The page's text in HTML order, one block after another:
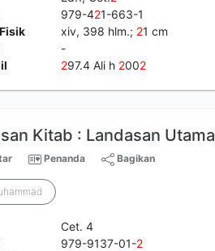
979-421-663-1
xiv, 398 hlm.; 21 cm
-
297.4 Ali h 2002
Kitab : Landasan Utama
Penanda Bagikan
Cet. 4
979-9137-01-2